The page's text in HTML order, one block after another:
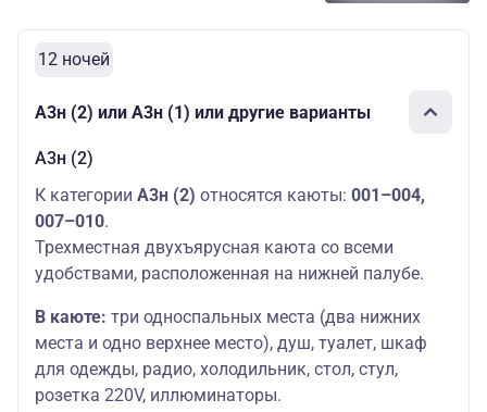
12 ночей
А3н (2) или А3н (1) или другие варианты
А3н (2)
К категории А3н (2) относятся каюты: 001–004,
007–010.
Трехместная двухъярусная каюта со всеми
удобствами, расположенная на нижней палубе.
В каюте: три односпальных места (два нижних
места и одно верхнее место), душ, туалет, шкаф
для одежды, радио, холодильник, стол, стул,
розетка 220V, иллюминаторы.